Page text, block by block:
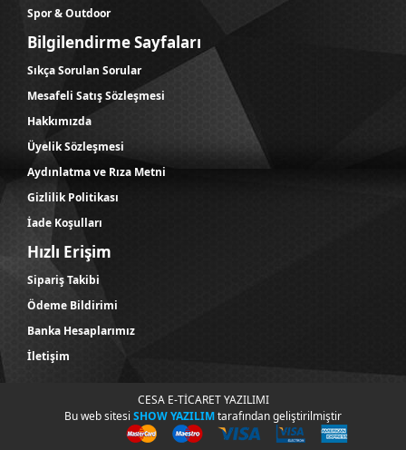
Spor & Outdoor
Bilgilendirme Sayfaları
Sıkça Sorulan Sorular
Mesafeli Satış Sözleşmesi
Hakkımızda
Üyelik Sözleşmesi
Aydınlatma ve Rıza Metni
Gizlilik Politikası
İade Koşulları
Hızlı Erişim
Sipariş Takibi
Ödeme Bildirimi
Banka Hesaplarımız
İletişim
CESA E-TİCARET YAZILIMI
Bu web sitesi SHOW YAZILIMtarafından geliştirilmiştir